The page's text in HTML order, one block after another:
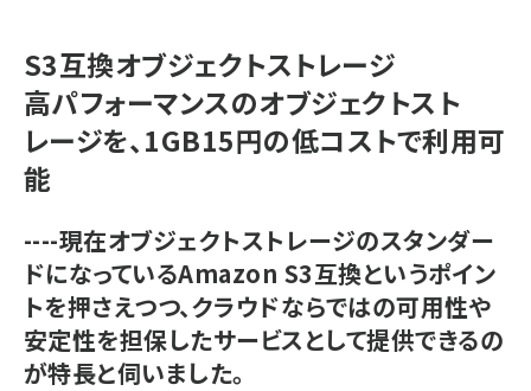
S3互換オブジェクトストレージ
高パフォーマンスのオブジェクトスト
レージを、1GB15円の低コストで利用可
能
----現在オブジェクトストレージのスタンダー
ドになっているAmazon S3互換というポイン
トを押さえつつ、クラウドならではの可用性や
安定性を担保したサービスとして提供できるの
が特長と伺いました。